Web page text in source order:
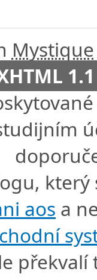
Mystique
1.1
aos a